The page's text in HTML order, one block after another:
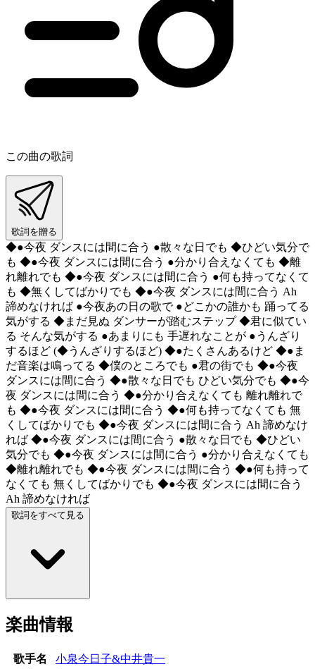
この曲の歌詞
歌詞を贈る
◆●今夜 ダンスには間に合う ●散々な日でも ◆ひどい気分で
も ◆●今夜 ダンスには間に合う ●分かり合えなくても ◆離
れ離れでも ◆●今夜 ダンスには間に合う ●何も持ってなくて
も ◆無くしてばかりでも ◆●今夜 ダンスには間に合う Ah
諦めなければ ●今夜あの日の歌で ●どこかの誰かも 踊ってる
気がする ◆まだ見ぬ ダンサーが踏むステップ ◆君に似てい
る そんな気がする ●あまりにも 手遅れなことが ●うんざり
するほど (◆うんざりするほど) ◆●たくさんあるけど ◆●ま
だ音楽は鳴ってる ◆僕のところでも ●君の街でも ◆●今夜
ダンスには間に合う ◆●散々な日でも ひどい気分でも ◆●今
夜 ダンスには間に合う ◆●分かり合えなくても 離れ離れで
も ◆●今夜 ダンスには間に合う ◆●何も持ってなくても 無
くしてばかりでも ◆●今夜 ダンスには間に合う Ah 諦めなけ
れば ◆●今夜 ダンスには間に合う ●散々な日でも ◆ひどい
気分でも ◆●今夜 ダンスには間に合う ●分かり合えなくても
◆離れ離れでも ◆●今夜 ダンスには間に合う ◆●何も持って
なくても 無くしてばかりでも ◆●今夜 ダンスには間に合う
Ah 諦めなければ
歌詞をすべて見る
楽曲情報
歌手名
小泉今日子&中井貴一